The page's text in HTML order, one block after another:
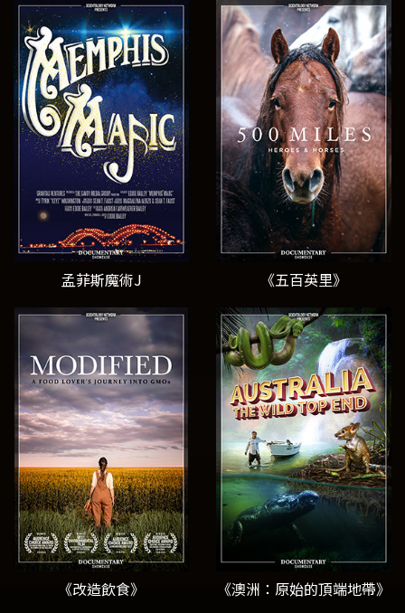
孟菲斯魔術J 《五百英里》
《改造飲食》 《澳洲：原始的頂端地帶》